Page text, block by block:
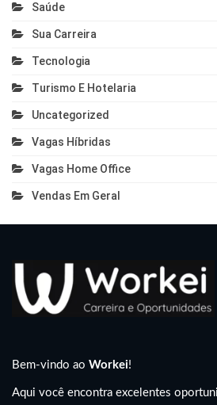
Saúde
Sua Carreira
Tecnologia
Turismo E Hotelaria
Uncategorized
Vagas Híbridas
Vagas Home Office
Vendas Em Geral
Bem-vindo ao Workei!
Aqui você encontra excelentes